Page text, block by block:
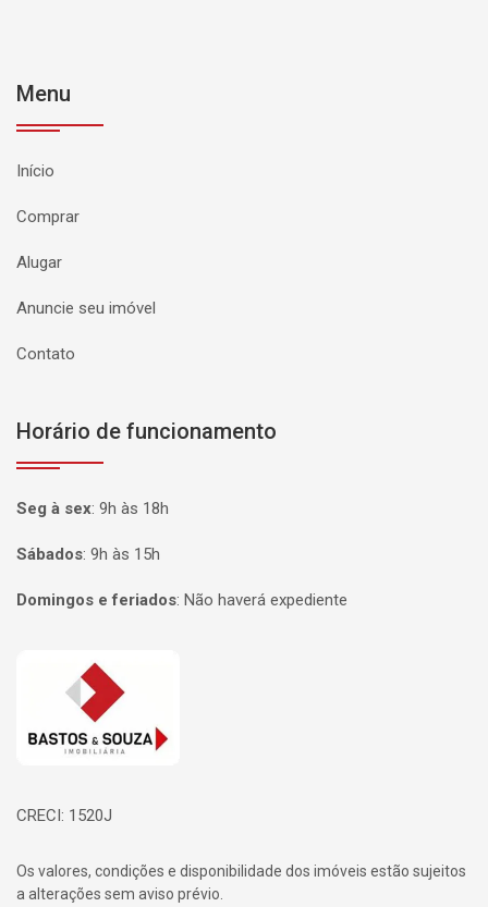
Menu
Início
Comprar
Alugar
Anuncie seu imóvel
Contato
Horário de funcionamento
Seg à sex: 9h às 18h
Sábados: 9h às 15h
Domingos e feriados: Não haverá expediente
Página inicial
CRECI: 1520J
Os valores, condições e disponibilidade dos imóveis estão sujeitos
a alterações sem aviso prévio.